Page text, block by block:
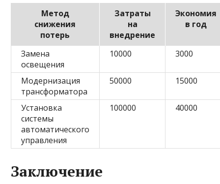
Метод
снижения
потерь
Затраты
на
внедрение
Экономия
в год
Замена
освещения
10000 3000
Модернизация
трансформатора
50000 15000
Установка
системы
автоматического
управления
100000 40000
Заключение